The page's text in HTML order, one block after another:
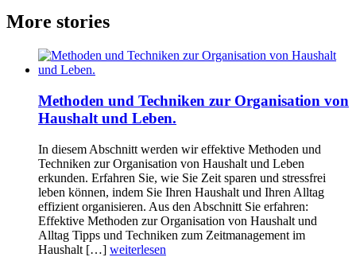
More stories
Methoden und Techniken zur Organisation von
Haushalt und Leben.
In diesem Abschnitt werden wir effektive Methoden und
Techniken zur Organisation von Haushalt und Leben
erkunden. Erfahren Sie, wie Sie Zeit sparen und stressfrei
leben können, indem Sie Ihren Haushalt und Ihren Alltag
effizient organisieren. Aus den Abschnitt Sie erfahren:
Effektive Methoden zur Organisation von Haushalt und
Alltag Tipps und Techniken zum Zeitmanagement im
Haushalt […] weiterlesen